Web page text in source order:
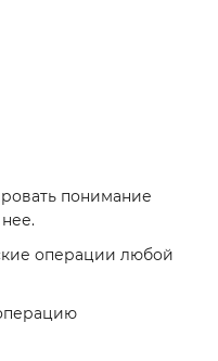
понимание
операции любой